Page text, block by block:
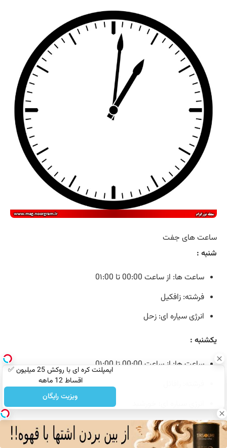
ایمپلنت کره ای با روکش 25 میلیون ✅
اقساط 12 ماهه
ویزیت رایگان
ساعت های جفت
شنبه :
ساعت ها: از ساعت 00:00 تا 0۱:00
فرشته: زافکیل
انرژی سیاره ای: زحل
یکشنبه :
ساعت ها: از ساعت 00:00 تا 0۱:00
دوشنبه :